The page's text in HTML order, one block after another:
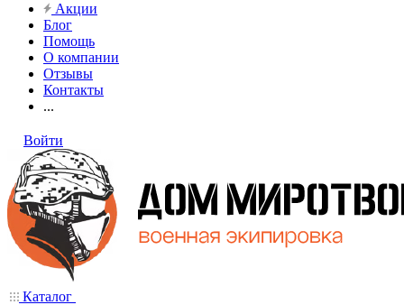
Акции
Блог
Помощь
О компании
Отзывы
Контакты
...
Войти
Каталог